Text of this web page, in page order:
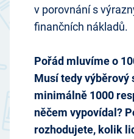
v porovnání s
finančních nákladů.
Pořád mluvíme o
Musí tedy výběrový
minimálně 1000
něčem vypovídal?
rozhodujete, kolik